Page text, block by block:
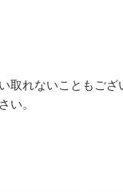
取れないこともござ
い。